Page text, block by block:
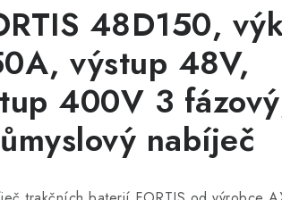
48D150,
výstup 48V,
400V 3
nabíječ